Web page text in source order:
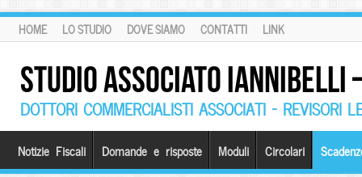
HOME LO STUDIO DOVE SIAMO CONTATTI LINK
STUDIO ASSOCIATO
DOTTORI COMMERCIALISTI ASSOCIATI – REVISORI
Notizie Fiscali Domande e risposte Moduli Circolari